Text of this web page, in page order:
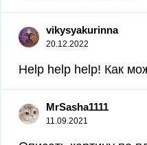
vikysyakurinna
20.12.2022
Help help help! Как
MrSasha1111
11.09.2021